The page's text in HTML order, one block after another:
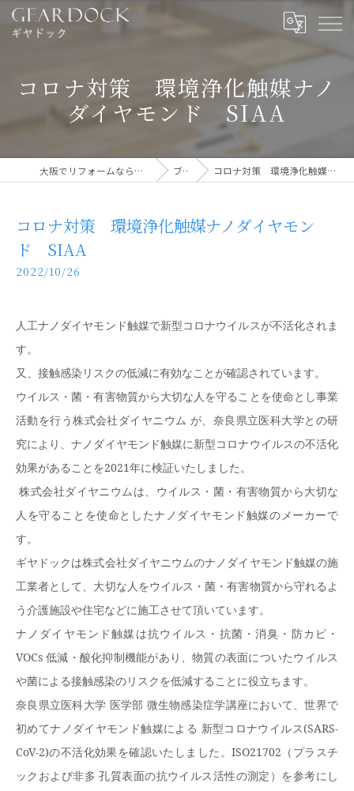
コロナ対策 環境浄化触媒ナノ
ダイヤモンド SIAA
大阪でリフォームなら実績多数のギヤドック ブログ コロナ対策 環境浄化触媒ナノダイヤモンド SIAA
コロナ対策 環境浄化触媒ナノダイヤモン
ド SIAA
2022/10/26
人工ナノダイヤモンド触媒で新型コロナウイルスが不活化されま
す。
又、接触感染リスクの低減に有効なことが確認されています。
ウイルス・菌・有害物質から大切な人を守ることを使命とし事業
活動を行う株式会社ダイヤニウム が、奈良県立医科大学との研
究により、ナノダイヤモンド触媒に新型コロナウイルスの不活化
効果があることを2021年に検証いたしました。
株式会社ダイヤニウムは、ウイルス・菌・有害物質から大切な
人を守ることを使命としたナノダイヤモンド触媒のメーカーで
す。
ギヤドックは株式会社ダイヤニウムのナノダイヤモンド触媒の施
工業者として、大切な人をウイルス・菌・有害物質から守れるよ
う介護施設や住宅などに施工させて頂いています。
ナノダイヤモンド触媒は抗ウイルス・抗菌・消臭・防カビ・
VOCs低減・酸化抑制機能があり、物質の表面についたウイルス
や菌による接触感染のリスクを低減することに役立ちます。
奈良県立医科大学 医学部 微生物感染症学講座において、世界で
初めてナノダイヤモンド触媒による 新型コロナウイルス(SARS-
CoV-2)の不活化効果を確認いたしました。 ISO21702 （プラスチ
ックおよび非多 孔質表面の抗ウイルス活性の測定）を参考にし